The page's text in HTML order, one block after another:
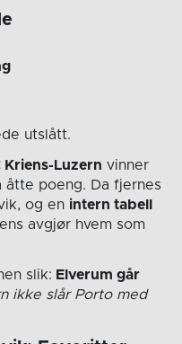
utslått.
Kriens-Luzern vinner
åtte poeng. Da fjernes
og en intern tabell
avgjør hvem som
slik: Elverum går
ikke slår Porto med